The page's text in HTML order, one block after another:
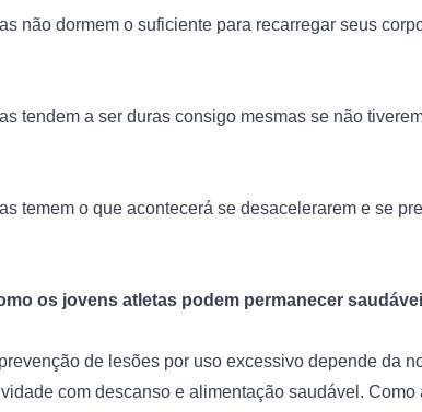
não dormem o suficiente para recarregar seus
tendem a ser duras consigo mesmas se não
temem o que acontecerá se desacelerarem e se
os jovens atletas podem permanecer
de lesões por uso excessivo depende da
com descanso e alimentação saudável.